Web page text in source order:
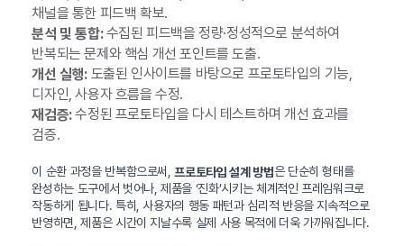
채널을 통한 피드백 확보.
분석 및 통합:수집된 피드백을 정량·정성적으로 분석하여
반복되는 문제와 핵심 개선 포인트를 도출.
개선 실행:도출된 인사이트를 바탕으로 프로토타입의 기능,
디자인, 사용자 흐름을 수정.
재검증:수정된 프로토타입을 다시 테스트하며 개선 효과를
검증.
이 순환 과정을 반복함으로써, 프로토타입 설계 방법은 단순히 형태를
완성하는 도구에서 벗어나, 제품을 ‘진화’시키는 체계적인 프레임워크로
작동하게 됩니다. 특히, 사용자의 행동 패턴과 심리적 반응을 지속적으로
반영하면, 제품은 시간이 지날수록 실제 사용 목적에 더욱 가까워집니다.